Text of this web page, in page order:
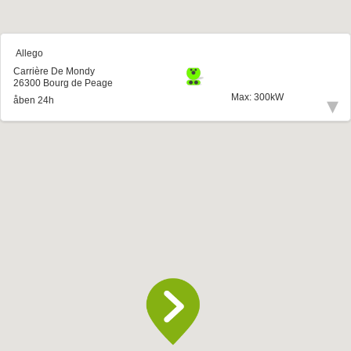
Allego
Carrière De Mondy
26300 Bourg de Peage
åben 24h
Max: 300kW ▾